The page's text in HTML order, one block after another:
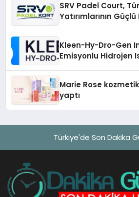
SRV Padel Court,
Yatırımlarının
Kleen-Hy-Dro-Gen
Emisyonlu Hidrojen
Marie Rose
yaptı
Türkiye'de Son Dakika